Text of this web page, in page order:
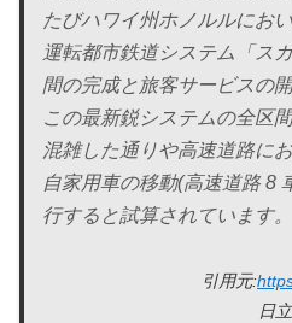
たびハワイ州ホノルルにお
運転都市鉄道システム「ス
間の完成と旅客サービスの
この最新鋭システムの全区
混雑した通りや高速道路に
自家用車の移動(高速道路 8
行すると試算されています。
引用元:
日